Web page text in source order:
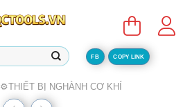
FB COPY LINK
⚙️THIẾT BỊ NGHÀNH CƠ KHÍ